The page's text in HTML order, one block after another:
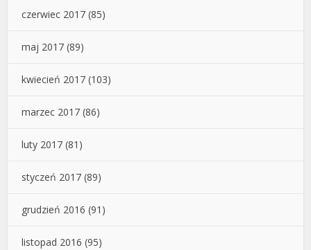
czerwiec 2017 (85)
maj 2017 (89)
kwiecień 2017 (103)
marzec 2017 (86)
luty 2017 (81)
styczeń 2017 (89)
grudzień 2016 (91)
listopad 2016 (95)